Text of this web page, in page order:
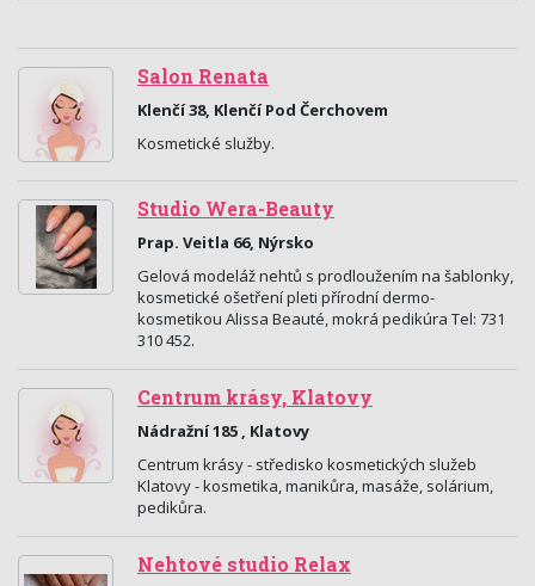
Salon Renata
Klenčí 38, Klenčí Pod Čerchovem
Kosmetické služby.
Studio Wera-Beauty
Prap. Veitla 66, Nýrsko
Gelová modeláž nehtů s prodloužením na šablonky,
kosmetické ošetření pleti přírodní dermo-
kosmetikou Alissa Beauté, mokrá pedikúra Tel: 731
310 452.
Centrum krásy, Klatovy
Nádražní 185 , Klatovy
Centrum krásy - středisko kosmetických služeb
Klatovy - kosmetika, manikůra, masáže, solárium,
pedikůra.
Nehtové studio Relax